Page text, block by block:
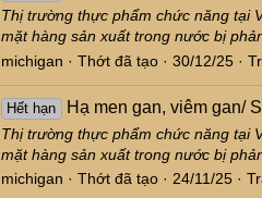
Thị trường thực phẩm chức năng tại
mặt hàng sản xuất trong nước bị
michigan
Thớt đã tạo 30/12/25
Hết hạn Hạ men gan, viêm gan/
Thị trường thực phẩm chức năng tại
mặt hàng sản xuất trong nước bị
michigan
Thớt đã tạo 24/11/25